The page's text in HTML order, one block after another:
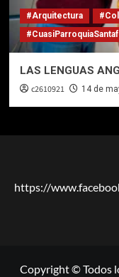
#Arquitectura
LAS LENGUAS
c2610921 14 de
https://
Copyright © Todos